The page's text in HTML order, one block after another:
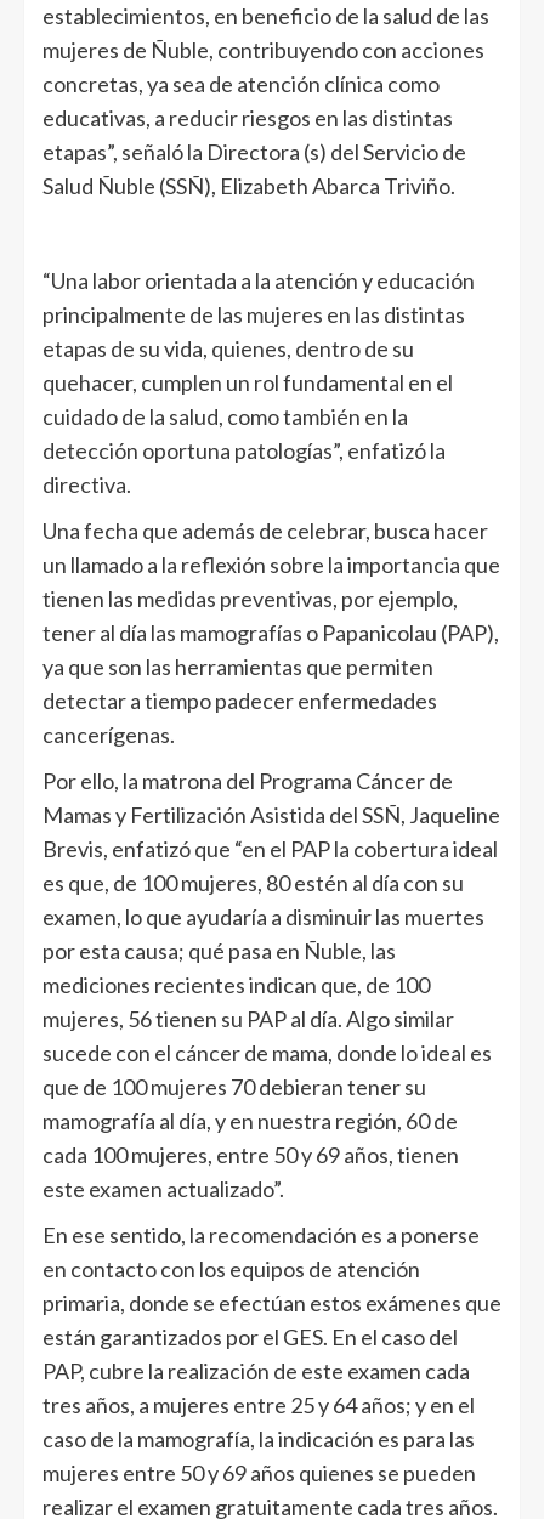
establecimientos, en beneficio de la salud de las
mujeres de Ñuble, contribuyendo con acciones
concretas, ya sea de atención clínica como
educativas, a reducir riesgos en las distintas
etapas”, señaló la Directora (s) del Servicio de
Salud Ñuble (SSÑ), Elizabeth Abarca Triviño.
“Una labor orientada a la atención y educación
principalmente de las mujeres en las distintas
etapas de su vida, quienes, dentro de su
quehacer, cumplen un rol fundamental en el
cuidado de la salud, como también en la
detección oportuna patologías”, enfatizó la
directiva.
Una fecha que además de celebrar, busca hacer
un llamado a la reflexión sobre la importancia que
tienen las medidas preventivas, por ejemplo,
tener al día las mamografías o Papanicolau (PAP),
ya que son las herramientas que permiten
detectar a tiempo padecer enfermedades
cancerígenas.
Por ello, la matrona del Programa Cáncer de
Mamas y Fertilización Asistida del SSÑ, Jaqueline
Brevis, enfatizó que “en el PAP la cobertura ideal
es que, de 100 mujeres, 80 estén al día con su
examen, lo que ayudaría a disminuir las muertes
por esta causa; qué pasa en Ñuble, las
mediciones recientes indican que, de 100
mujeres, 56 tienen su PAP al día. Algo similar
sucede con el cáncer de mama, donde lo ideal es
que de 100 mujeres 70 debieran tener su
mamografía al día, y en nuestra región, 60 de
cada 100 mujeres, entre 50 y 69 años, tienen
este examen actualizado”.
En ese sentido, la recomendación es a ponerse
en contacto con los equipos de atención
primaria, donde se efectúan estos exámenes que
están garantizados por el GES. En el caso del
PAP, cubre la realización de este examen cada
tres años, a mujeres entre 25 y 64 años; y en el
caso de la mamografía, la indicación es para las
mujeres entre 50 y 69 años quienes se pueden
realizar el examen gratuitamente cada tres años.